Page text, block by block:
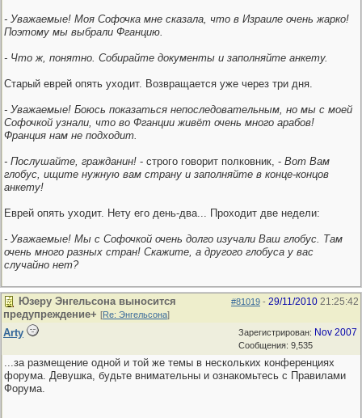
- Уважаемые! Моя Софочка мне сказала, что в Израиле очень жарко!
Поэтому мы выбрали Фганцию.
- Что ж, понятно. Собирайте документы и заполняйте анкету.
Старый еврей опять уходит. Возвращается уже через три дня.
- Уважаемые! Боюсь показаться непоследовательным, но мы с моей
Софочкой узнали, что во Фганции живёт очень много арабов!
Франция нам не подходит.
- Послушайте, гражданин! - строго говорит полковник, - Вот Вам
глобус, ищите нужную вам страну и заполняйте в конце-концов
анкету!
Еврей опять уходит. Нету его день-два... Проходит две недели:
- Уважаемые! Мы с Софочкой очень долго изучали Ваш глобус. Там
очень много разных стран! Скажите, а другого глобуса у вас
случайно нет?
#81019 - 29/11/2010 21:25:42
Юзеру Энгельсона выносится
предупреждение+ [Re: Энгельсона]
Зарегистрирован: Nov 2007
Сообщения: 9,535
Arty
...за размещение одной и той же темы в нескольких конференциях
форума. Девушка, будьте внимательны и ознакомьтесь с Правилами
Форума.